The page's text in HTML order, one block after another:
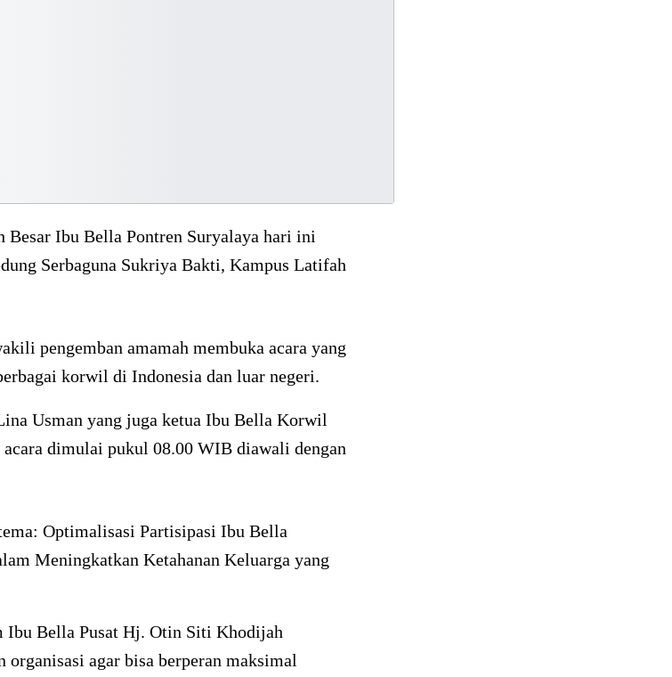
Besar Ibu Bella Pontren Suryalaya hari ini
Serbaguna Sukriya Bakti, Kampus Latifah
pengemban amamah membuka acara yang
korwil di Indonesia dan luar negeri.
Usman yang juga ketua Ibu Bella Korwil
dimulai pukul 08.00 WIB diawali dengan
Optimalisasi Partisipasi Ibu Bella
Meningkatkan Ketahanan Keluarga yang
Ibu Bella Pusat Hj. Otin Siti Khodijah
organisasi agar bisa berperan maksimal